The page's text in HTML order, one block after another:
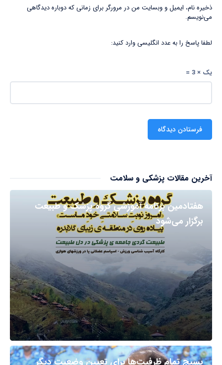
ذخیره نام، ایمیل و وبسایت من در مرورگر برای زمانی که دوباره دیدگاهی
می‌نویسم.
لطفا پاسخ را به عدد انگلیسی وارد کنید:
یک × 3 =
آخرین مقالات پزشکی و سلامت
هفتادمین برنامه آموزشی گروه پزشک و طبیعت
برگزار می‌شود
بسیج تمام ظرفیت‌ها برای تعیین وضعیت دیگر